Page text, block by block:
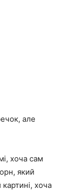
але
хоча сам
який
хоча